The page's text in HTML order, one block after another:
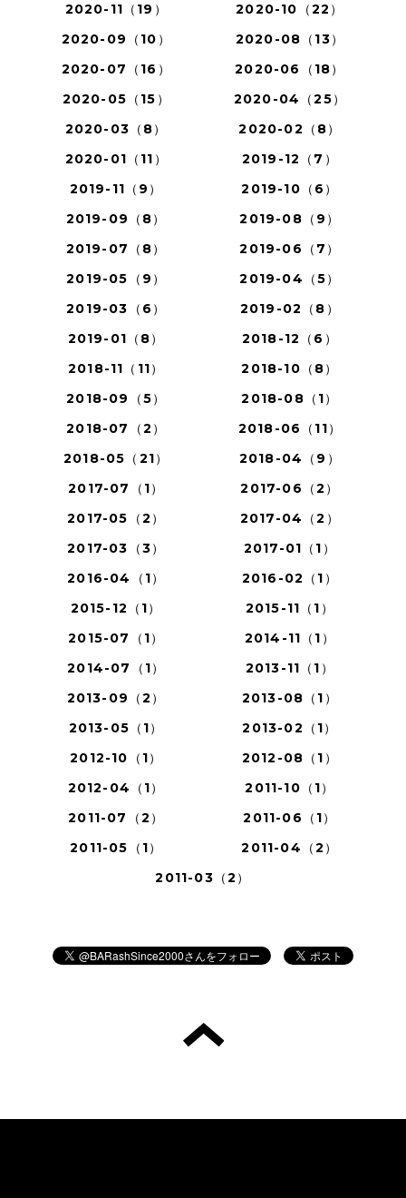
2020-11（19）
2020-10（22）
2020-09（10）
2020-08（13）
2020-07（16）
2020-06（18）
2020-05（15）
2020-04（25）
2020-03（8）
2020-02（8）
2020-01（11）
2019-12（7）
2019-11（9）
2019-10（6）
2019-09（8）
2019-08（9）
2019-07（8）
2019-06（7）
2019-05（9）
2019-04（5）
2019-03（6）
2019-02（8）
2019-01（8）
2018-12（6）
2018-11（11）
2018-10（8）
2018-09（5）
2018-08（1）
2018-07（2）
2018-06（11）
2018-05（21）
2018-04（9）
2017-07（1）
2017-06（2）
2017-05（2）
2017-04（2）
2017-03（3）
2017-01（1）
2016-04（1）
2016-02（1）
2015-12（1）
2015-11（1）
2015-07（1）
2014-11（1）
2014-07（1）
2013-11（1）
2013-09（2）
2013-08（1）
2013-05（1）
2013-02（1）
2012-10（1）
2012-08（1）
2012-04（1）
2011-10（1）
2011-07（2）
2011-06（1）
2011-05（1）
2011-04（2）
2011-03（2）